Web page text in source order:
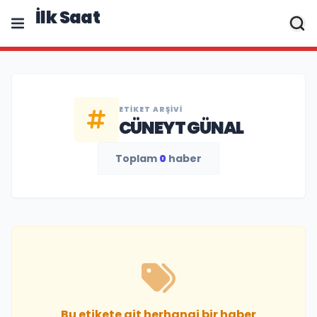
İlk Saat
ETIKET ARŞIVI
CÜNEYT GÜNAL
Toplam 0 haber